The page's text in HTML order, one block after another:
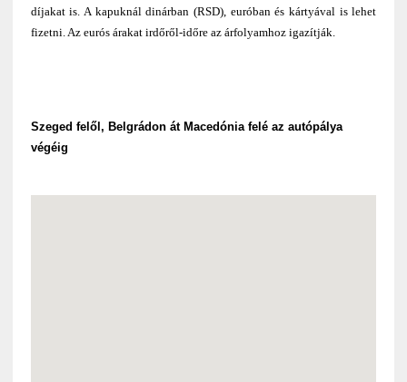
díjakat is. A kapuknál dinárban (RSD), euróban és kártyával is lehet
fizetni. Az eurós árakat irdőről-időre az árfolyamhoz igazítják.
Szeged felől, Belgrádon át Macedónia felé az autópálya
végéig